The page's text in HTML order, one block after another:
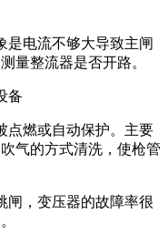
是电流不够大导致主闸
量整流器是否开路。
点燃或自动保护。主要
气的方式清洗，使枪管
闸，变压器的故障率很